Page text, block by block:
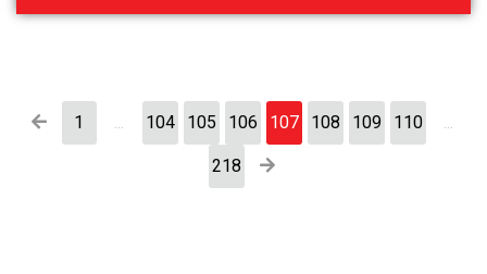
1 104 105 106 107 108 109 110
218